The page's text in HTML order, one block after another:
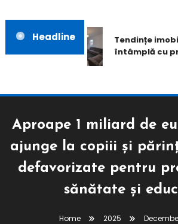
Headline
Tendințe
întâmplă cu
Aproape 1 miliard de
ajunge la copiii și
defavorizate pentru
sănătate și
Home 2025